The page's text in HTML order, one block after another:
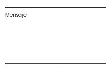
Mensaje